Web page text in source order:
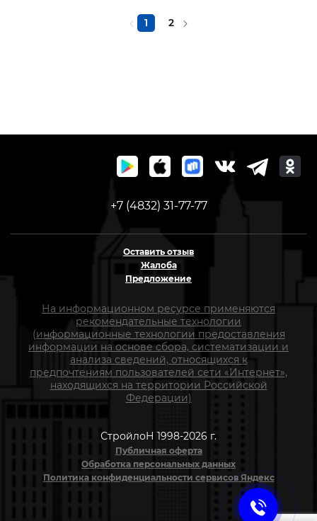
1 2
+7 (4832) 31-77-77
Оставить отзыв
Жалоба
Предложение
На информационном ресурсе применяются
рекомендательные технологии
(информационные технологии предоставления
информации на основе сбора, систематизации и
анализа сведений, относящихся к
предпочтениям пользователей сети «Интернет»,
находящихся на территории Российской
Федерации)
СтройлоН 1998-2026 г.
Публичная оферта
Обработка персональных данных
Политика конфиденциальности сервисов Яндекс